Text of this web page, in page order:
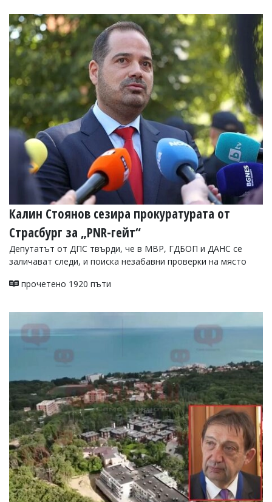
email:
office@flagman.bg
Коментарите
статиите
се
въвеждат
читателите
и
редакцията
отговорност
Ако
откриете
обиден
за
вас
коментар,
сигнализирайте
Калин Стоянов сезира прокуратурата от
Страсбург за „PNR-гейт“
Депутатът от ДПС твърди, че в МВР, ГДБОП и ДАНС се
заличават следи, и поиска незабавни проверки на място
прочетено 1920 пъти